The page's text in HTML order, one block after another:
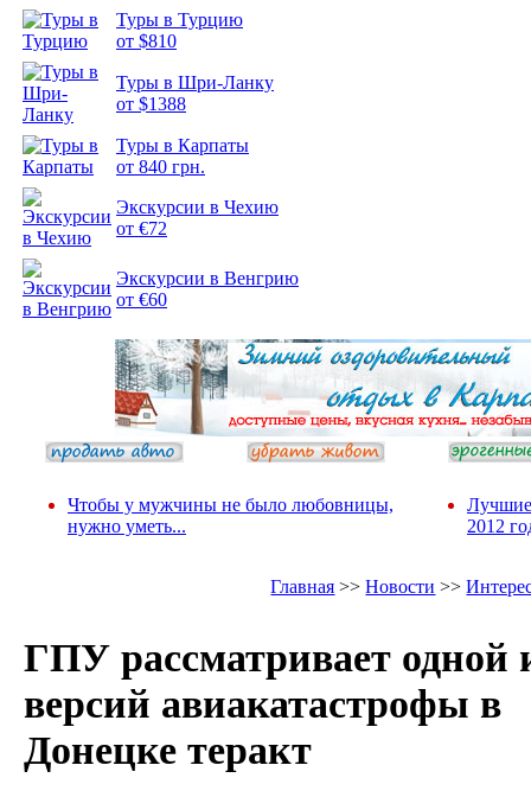
Туры в Турцию
от $810
Туры в Шри-Ланку
от $1388
Туры в Карпаты
от 840 грн.
Экскурсии в Чехию
от €72
Экскурсии в Венгрию
от €60
Чтобы у мужчины не было любовницы,
нужно уметь...
Лучшие
2012
Главная >>Новости >>
ГПУ рассматривает одной
версий авиакатастрофы в
Донецке теракт